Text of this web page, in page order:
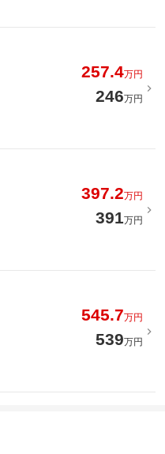
257.4万円
246万円
397.2万円
391万円
545.7万円
539万円